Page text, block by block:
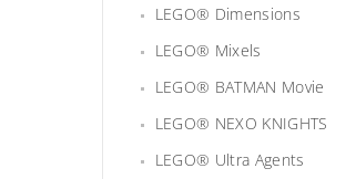
LEGO® Dimensions
LEGO® Mixels
LEGO® BATMAN Movie
LEGO® NEXO KNIGHTS
LEGO® Ultra Agents